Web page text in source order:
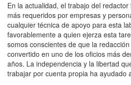
En la actualidad, el trabajo del
más requeridos por empresas y
cualquier técnica de apoyo para esta
favorablemente a quien ejerza esta
somos conscientes de que la
convertido en uno de los oficios más
años. La independencia y la libertad
trabajar por cuenta propia ha ayudado